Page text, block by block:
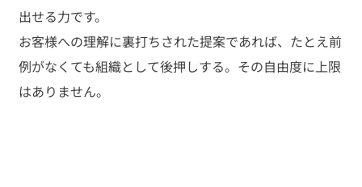
出せる力です。
お客様への理解に裏打ちされた提案であれば、たとえ前
例がなくても組織として後押しする。その自由度に上限
はありません。